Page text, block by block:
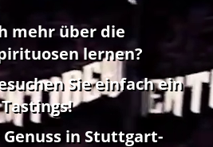
mehr über die
lernen?
Sie einfach ein
in Stuttgart-